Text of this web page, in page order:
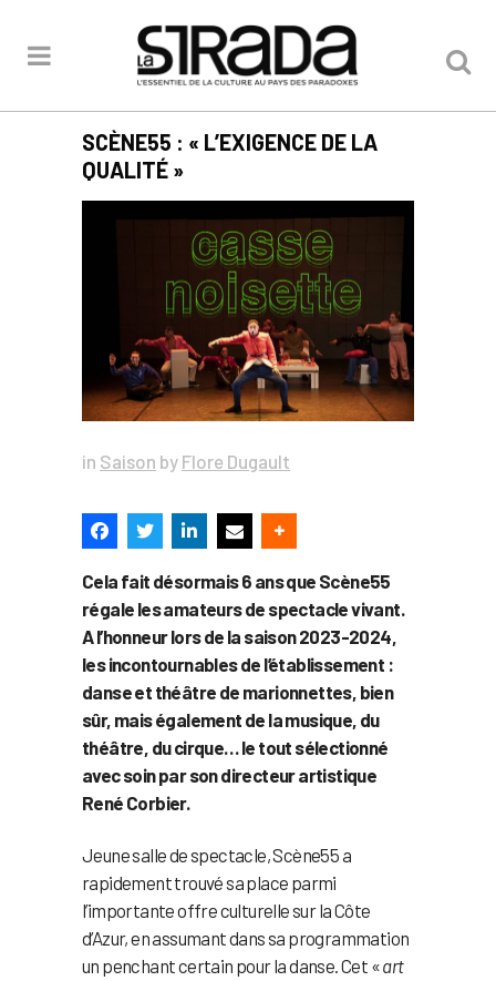
SCÈNE55 : « L’EXIGENCE DE LA
QUALITÉ »
in Saison by Flore Dugault
Cela fait désormais 6 ans que Scène55
régale les amateurs de spectacle vivant.
A l’honneur lors de la saison 2023-2024,
les incontournables de l’établissement :
danse et théâtre de marionnettes, bien
sûr, mais également de la musique, du
théâtre, du cirque… le tout sélectionné
avec soin par son directeur artistique
René Corbier.
Jeune salle de spectacle, Scène55 a
rapidement trouvé sa place parmi
l’importante offre culturelle sur la Côte
d’Azur, en assumant dans sa programmation
un penchant certain pour la danse. Cet «art